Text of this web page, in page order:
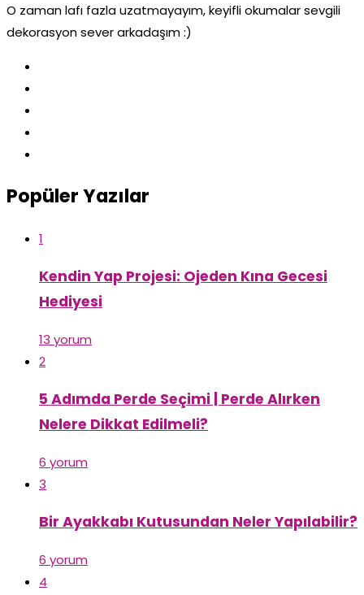
O zaman lafı fazla uzatmayayım, keyifli okumalar sevgili
dekorasyon sever arkadaşım :)
Popüler Yazılar
1
Kendin Yap Projesi: Ojeden Kına Gecesi
Hediyesi
13 yorum
2
5 Adımda Perde Seçimi | Perde Alırken
Nelere Dikkat Edilmeli?
6 yorum
3
Bir Ayakkabı Kutusundan Neler Yapılabilir?
6 yorum
4